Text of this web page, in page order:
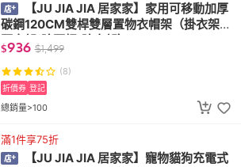
【JU JIA JIA 居家家】家用可移動加厚
碳鋼120CM雙桿雙層置物衣帽架（掛衣架/
曬衣架/晾曬桿/晾衣架）
$936 $1,499
(8)
總銷量>100
折價券 登記
滿1件享75折
【JU JIA JIA 居家家】寵物貓狗充電式